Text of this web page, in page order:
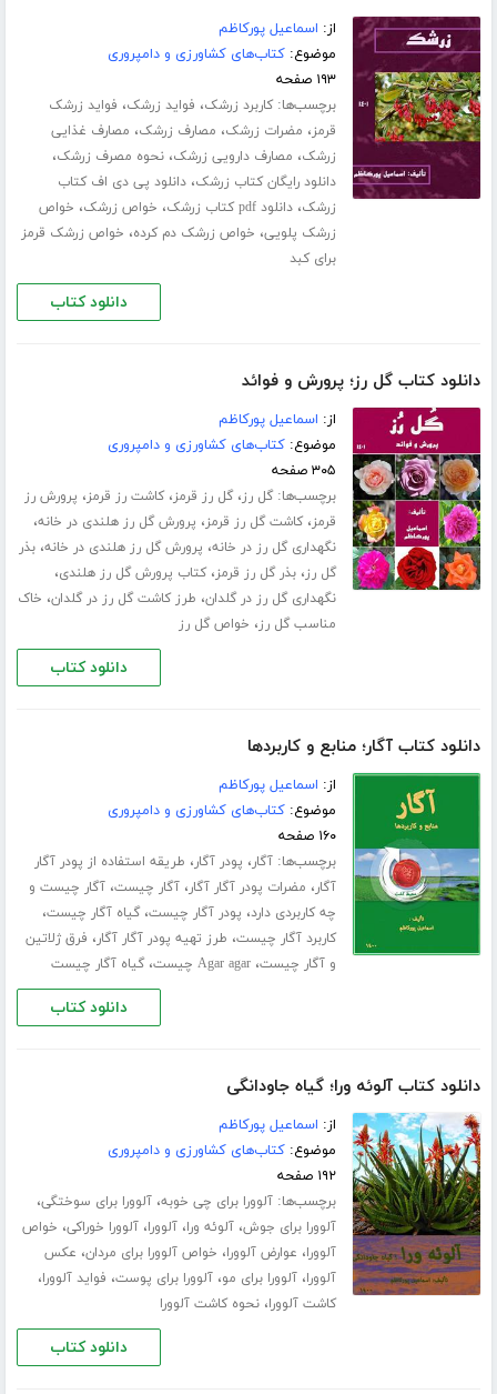
از: اسماعیل پورکاظم
موضوع:کتاب‌های کشاورزی و دامپروری
۱۹۳ صفحه
برچسب‌ها:کاربرد زرشک، فواید زرشک، فواید زرشک
قرمز، مضرات زرشک، مصارف زرشک، مصارف غذایی
زرشک، مصارف دارویی زرشک،نحوه مصرف زرشک،
دانلود رایگان کتاب زرشک،دانلود پی دی اف کتاب
زرشک،دانلود pdf کتاب زرشک ، خواص زرشک، خواص
زرشک پلویی، خواص زرشک دم کرده، خواص زرشک قرمز
برای کبد
دانلود کتاب
دانلود کتاب گل رز؛ پرورش و فوائد
از: اسماعیل پورکاظم
موضوع:کتاب‌های کشاورزی و دامپروری
۳۰۵ صفحه
برچسب‌ها:گل رز،گل رز قرمز،کاشت رز قرمز، پرورش رز
قرمز،کاشت گل رز قرمز، پرورش گل رز هلندی در خانه،
نگهداری گل رز در خانه، پرورش گل رز هلندی در خانه،بذر
گل رز،بذر گل رز قرمز،کتاب پرورش گل رز هلندی،
نگهداری گل رز در گلدان، طرز کاشت گل رز در گلدان، خاک
مناسب گل رز، خواص گل رز
دانلود کتاب
دانلود کتاب آگار؛ منابع و کاربردها
از: اسماعیل پورکاظم
موضوع:کتاب‌های کشاورزی و دامپروری
۱۶۰ صفحه
برچسب‌ها:آگار، پودر آگار، طریقه استفاده از پودر آگار
آگار، مضرات پودر آگار آگار،آگار چیست،آگار چیست و
چه کاربردی دارد، پودر آگار چیست،گیاه آگار چیست،
کاربرد آگار چیست، طرز تهیه پودر آگار آگار، فرق ژلاتین
و آگار چیست،Agar agar چیست ،گیاه آگار چیست
دانلود کتاب
دانلود کتاب آلوئه ورا؛ گیاه جاودانگی
از: اسماعیل پورکاظم
موضوع:کتاب‌های کشاورزی و دامپروری
۱۹۲ صفحه
برچسب‌ها:آلوورا برای چی خوبه،آلوورا برای سوختگی،
آلوورا برای جوش،آلوئه ورا،آلوورا،آلوورا خوراکی، خواص
آلوورا، عوارض آلوورا، خواص آلوورا برای مردان، عکس
آلوورا،آلوورا برای مو،آلوورا برای پوست، فواید آلوورا،
کاشت آلوورا،نحوه کاشت آلوورا
دانلود کتاب